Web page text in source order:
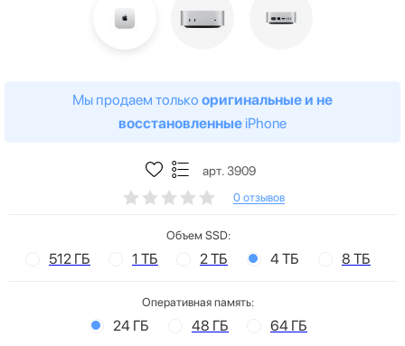
Мы продаем только оригинальные и не
восстановленные iPhone
арт. 3909
0 отзывов
Объем SSD:
512 ГБ 1 ТБ 2 ТБ 4 ТБ 8 ТБ
Оперативная память:
24 ГБ 48 ГБ 64 ГБ